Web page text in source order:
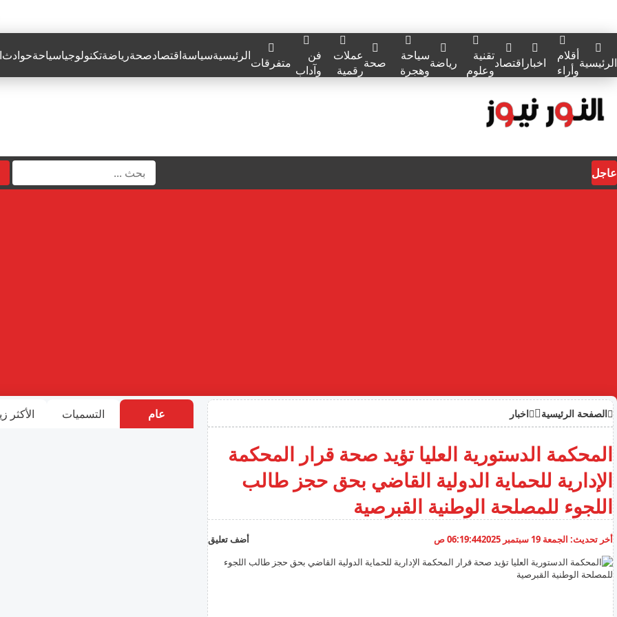
الرئيسيةأقلام
وأراء
اخبار اقتصادتقنية
وعلوم
رياضةسياحة
وهجرة
صحةعملات
رقمية
فن
وآداب متفرقاتالرئيسيةسياسةاقتصادصحةرياضةتكنولوجياسياحةحوادث
عاجل
الصفحة الرئيسية اخبار
المحكمة الدستورية العليا تؤيد صحة قرار المحكمة
الإدارية للحماية الدولية القاضي بحق حجز طالب
اللجوء للمصلحة الوطنية القبرصية
أخر تحديث: الجمعة 19 سبتمبر 2025 06:19:44 ص أضف تعليق
عام التسميات الأكثر